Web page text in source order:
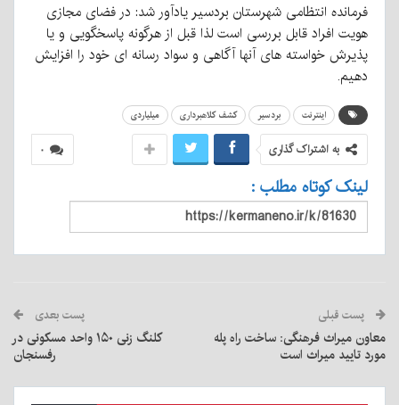
فرمانده انتظامی شهرستان بردسیر یادآور شد: در فضای مجازی
هویت افراد قابل بررسی است لذا قبل از هرگونه پاسخگویی و یا
پذیرش خواسته های آنها آگاهی و سواد رسانه ای خود را افزایش
دهیم.
اینترنت بردسیر کشف کلاهبرداری میلیاردی
۰ به اشتراک گذاری
لینک کوتاه مطلب :
پست قبلی
معاون میراث فرهنگی: ساخت راه پله
مورد تایید میراث است
پست بعدی
کلنگ زنی ۱۵۰ واحد مسکونی در
رفسنجان